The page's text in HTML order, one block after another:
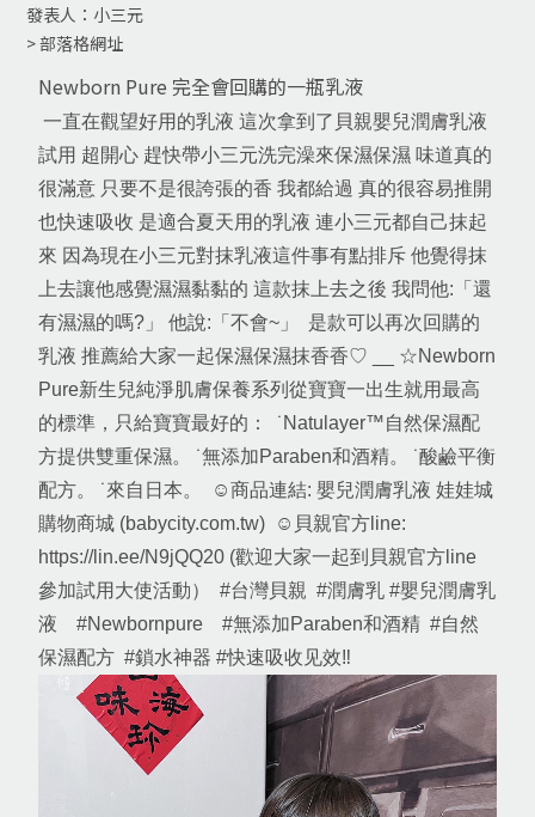
發表人：小三元
> 部落格網址
Newborn Pure 完全會回購的一瓶乳液
一直在觀望好用的乳液 這次拿到了貝親嬰兒潤膚乳液
試用 超開心 趕快帶小三元洗完澡來保濕保濕 味道真的
很滿意 只要不是很誇張的香 我都給過 真的很容易推開
也快速吸收 是適合夏天用的乳液 連小三元都自己抹起
來 因為現在小三元對抹乳液這件事有點排斥 他覺得抹
上去讓他感覺濕濕黏黏的 這款抹上去之後 我問他:「還
有濕濕的嗎?」 他說:「不會~」  是款可以再次回購的
乳液 推薦給大家一起保濕保濕抹香香♡ __ ☆Newborn
Pure新生兒純淨肌膚保養系列從寶寶一出生就用最高
的標準，只給寶寶最好的：  ˙Natulayer™自然保濕配
方提供雙重保濕。 ˙無添加Paraben和酒精。 ˙酸鹼平衡
配方。 ˙來自日本。  ☺商品連結: 嬰兒潤膚乳液 娃娃城
購物商城 (babycity.com.tw)  ☺貝親官方line:
https://lin.ee/N9jQQ20 (歡迎大家一起到貝親官方line
參加試用大使活動）  #台灣貝親  #潤膚乳 #嬰兒潤膚乳
液　#Newbornpure　#無添加Paraben和酒精  #自然
保濕配方  #鎖水神器 #快速吸收见效‼